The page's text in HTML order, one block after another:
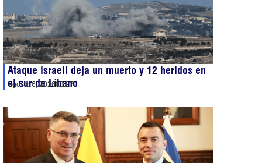
Ataque israelí deja un muerto y 12 heridos en
el sur de Líbano
agosto 6, 202603:27